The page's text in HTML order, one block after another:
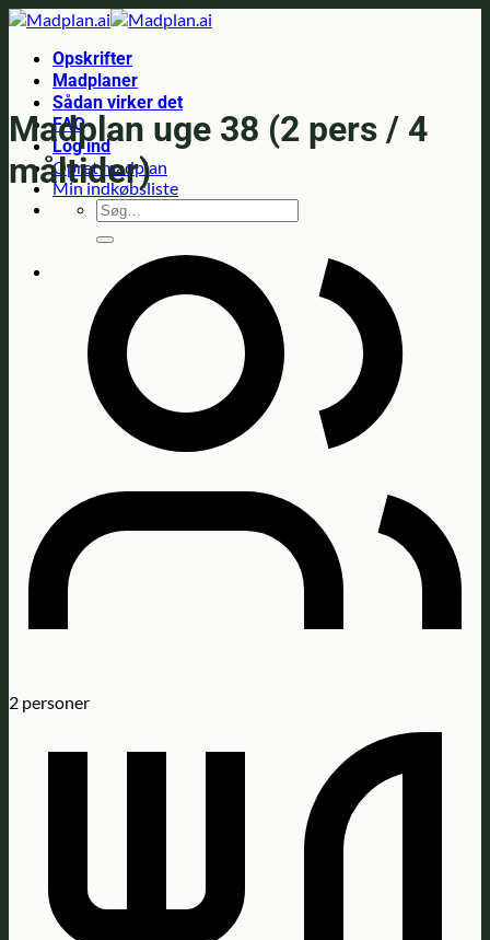
Fortsæt
indholdOpskrifter
Madplaner
Sådan virker det
FAQ
Log ind
Opret madplan
Min indkøbsliste
Søg
efter:
Madplan uge 38 (2 pers / 4
måltider)
2 personer